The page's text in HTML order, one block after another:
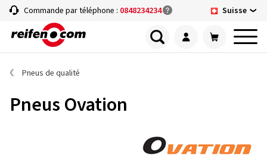
Commande par téléphone : 0848234234 Suisse
Pneus de qualité
Pneus Ovation